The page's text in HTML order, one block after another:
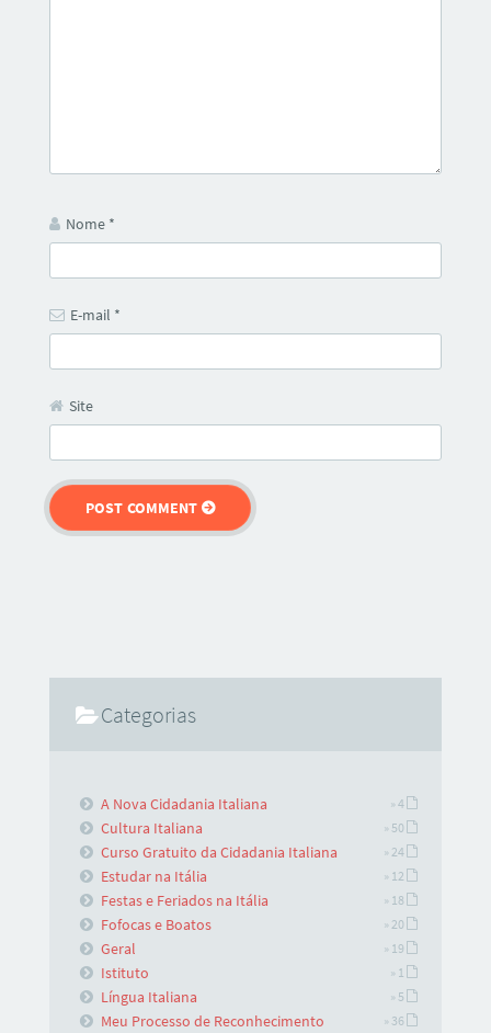
Nome *
E-mail *
Site
Categorias
A Nova Cidadania Italiana » 4
Cultura Italiana » 50
Curso Gratuito da Cidadania Italiana » 24
Estudar na Itália » 12
Festas e Feriados na Itália » 18
Fofocas e Boatos » 20
Geral » 19
Istituto » 1
Língua Italiana » 5
Meu Processo de Reconhecimento » 36